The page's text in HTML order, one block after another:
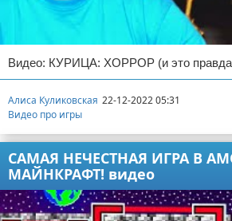
Видео: КУРИЦА: ХОРРОР (и это правда
Алиса Куликовская 22-12-2022 05:31
Видео про игры
САМАЯ НЕЧЕСТНАЯ ИГРА В
МАЙНКРАФТ! видео